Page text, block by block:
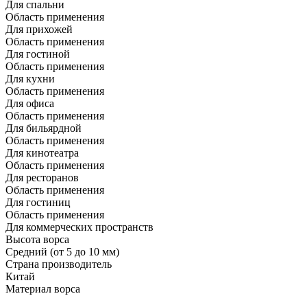
Для спальни
Область применения
Для прихожей
Область применения
Для гостиной
Область применения
Для кухни
Область применения
Для офиса
Область применения
Для бильярдной
Область применения
Для кинотеатра
Область применения
Для ресторанов
Область применения
Для гостиниц
Область применения
Для коммерческих пространств
Высота ворса
Средний (от 5 до 10 мм)
Страна производитель
Китай
Материал ворса